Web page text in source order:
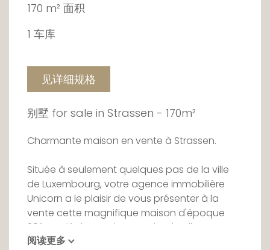
170 m² 面积
1 车库
见详细规格
别墅 for sale in Strassen - 170m²
Charmante maison en vente à Strassen.
Située à seulement quelques pas de la ville
de Luxembourg, votre agence immobilière
Unicorn a le plaisir de vous présenter à la
vente cette magnifique maison d'époque
20ème siècle, au charme absolu. Elle est
idéalement placée dans une rue calme et
阅读更多